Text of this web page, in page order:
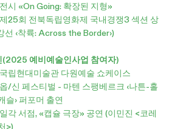
시 «On Going: 확장된 지형»
25회 전북독립영화제 국내경쟁3 섹션 상
선 ‹착륙: Across the Border›)
(2025 예비예술인사업 참여자)
립현대미술관 다원예술 쇼케이스
/신 페스티벌 - 마텐 스팽베르크 ‹나튼-홀
슬› 퍼포머 출연
각 서점, «캡슐 극장» 공연 (이민진 <코레